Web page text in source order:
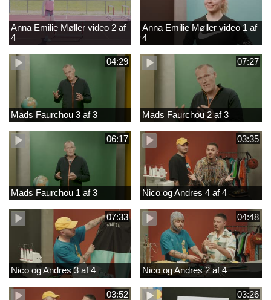
Anna Emilie Møller video 2 af
4
Anna Emilie Møller video 1 af
4
04:29
Mads Faurchou 3 af 3
07:27
Mads Faurchou 2 af 3
06:17
Mads Faurchou 1 af 3
03:35
Nico og Andres 4 af 4
07:33
Nico og Andres 3 af 4
04:48
Nico og Andres 2 af 4
03:52 03:26